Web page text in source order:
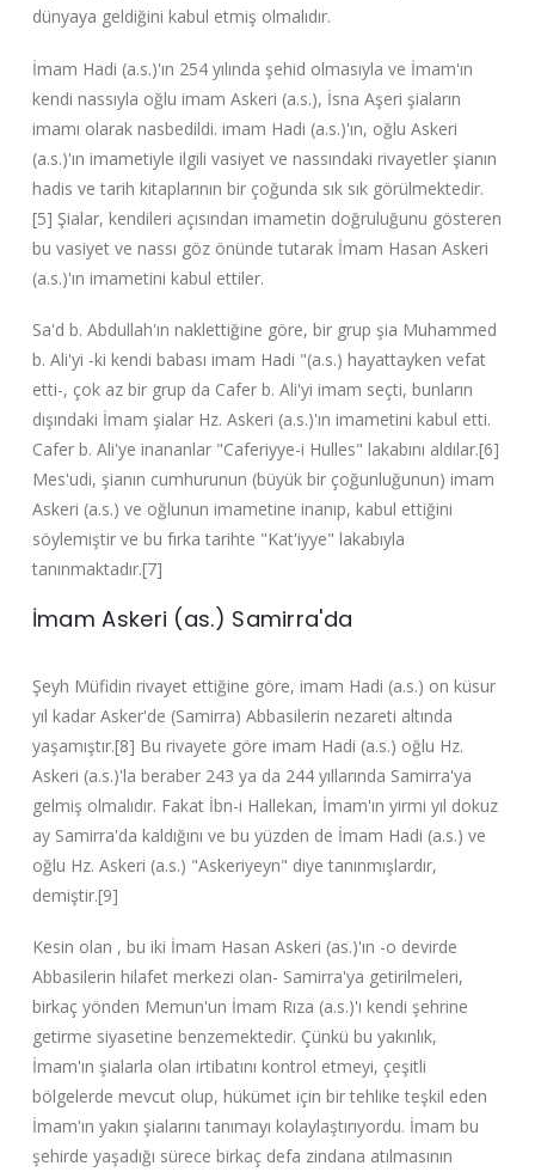
dünyaya geldiğini kabul etmiş olmalıdır.
İmam Hadi (a.s.)'ın 254 yılında şehid olmasıyla ve İmam'ın
kendi nassıyla oğlu imam Askeri (a.s.), İsna Aşeri şiaların
imamı olarak nasbedildi. imam Hadi (a.s.)'ın, oğlu Askeri
(a.s.)'ın imametiyle ilgili vasiyet ve nassındaki rivayetler şianın
hadis ve tarih kitaplarının bir çoğunda sık sık görülmektedir.
[5] Şialar, kendileri açısından imametin doğruluğunu gösteren
bu vasiyet ve nassı göz önünde tutarak İmam Hasan Askeri
(a.s.)'ın imametini kabul ettiler.
Sa'd b. Abdullah'ın naklettiğine göre, bir grup şia Muhammed
b. Ali'yi -ki kendi babası imam Hadi "(a.s.) hayattayken vefat
etti-, çok az bir grup da Cafer b. Ali'yi imam seçti, bunların
dışındaki İmam şialar Hz. Askeri (a.s.)'ın imametini kabul etti.
Cafer b. Ali'ye inananlar "Caferiyye-i Hulles" lakabını aldılar.[6]
Mes'udi, şianın cumhurunun (büyük bir çoğunluğunun) imam
Askeri (a.s.) ve oğlunun imametine inanıp, kabul ettiğini
söylemiştir ve bu fırka tarihte "Kat'iyye" lakabıyla
tanınmaktadır.[7]
İmam Askeri (as.) Samirra'da
Şeyh Müfidin rivayet ettiğine göre, imam Hadi (a.s.) on küsur
yıl kadar Asker'de (Samirra) Abbasilerin nezareti altında
yaşamıştır.[8] Bu rivayete göre imam Hadi (a.s.) oğlu Hz.
Askeri (a.s.)'la beraber 243 ya da 244 yıllarında Samirra'ya
gelmiş olmalıdır. Fakat İbn-i Hallekan, İmam'ın yirmi yıl dokuz
ay Samirra'da kaldığını ve bu yüzden de İmam Hadi (a.s.) ve
oğlu Hz. Askeri (a.s.) "Askeriyeyn" diye tanınmışlardır,
demiştir.[9]
Kesin olan , bu iki İmam Hasan Askeri (as.)'ın -o devirde
Abbasilerin hilafet merkezi olan- Samirra'ya getirilmeleri,
birkaç yönden Memun'un İmam Rıza (a.s.)'ı kendi şehrine
getirme siyasetine benzemektedir. Çünkü bu yakınlık,
İmam'ın şialarla olan irtibatını kontrol etmeyi, çeşitli
bölgelerde mevcut olup, hükümet için bir tehlike teşkil eden
İmam'ın yakın şialarını tanımayı kolaylaştırıyordu. İmam bu
şehirde yaşadığı sürece birkaç defa zindana atılmasının